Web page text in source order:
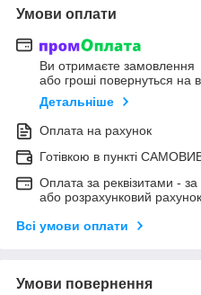
Умови оплати
Ви отримаєте замовлення
або гроші повернуться на
Детальніше
Оплата на рахунок
Готівкою в пункті
Оплата за реквізитами -
або розрахунковий
Всі умови оплати
Умови повернення